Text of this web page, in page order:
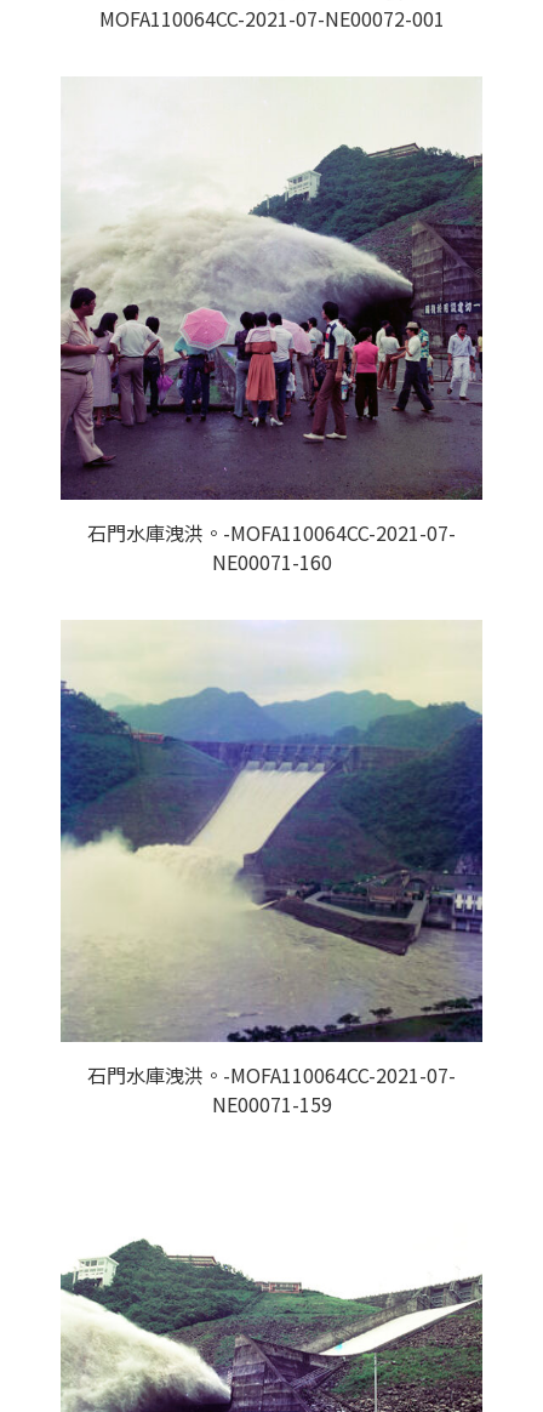
MOFA110064CC-2021-07-NE00072-001
石門水庫洩洪。-MOFA110064CC-2021-07-
NE00071-160
石門水庫洩洪。-MOFA110064CC-2021-07-
NE00071-159